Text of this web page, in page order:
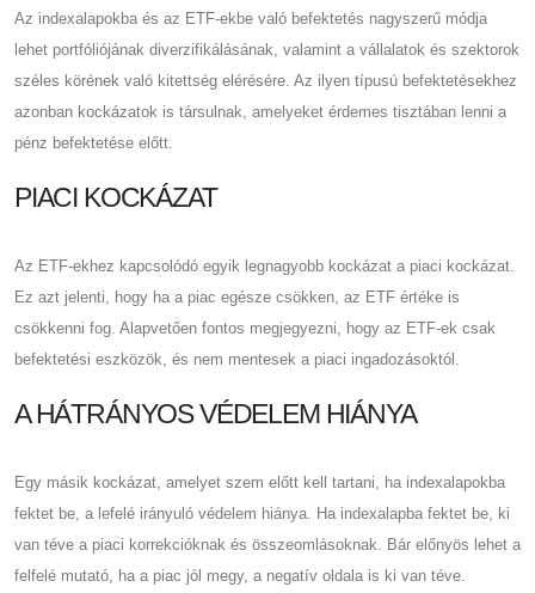
Az indexalapokba és az ETF-ekbe való befektetés nagyszerű módja
lehet portfóliójának diverzifikálásának, valamint a vállalatok és szektorok
széles körének való kitettség elérésére. Az ilyen típusú befektetésekhez
azonban kockázatok is társulnak, amelyeket érdemes tisztában lenni a
pénz befektetése előtt.
PIACI KOCKÁZAT
Az ETF-ekhez kapcsolódó egyik legnagyobb kockázat a piaci kockázat.
Ez azt jelenti, hogy ha a piac egésze csökken, az ETF értéke is
csökkenni fog. Alapvetően fontos megjegyezni, hogy az ETF-ek csak
befektetési eszközök, és nem mentesek a piaci ingadozásoktól.
A HÁTRÁNYOS VÉDELEM HIÁNYA
Egy másik kockázat, amelyet szem előtt kell tartani, ha indexalapokba
fektet be, a lefelé irányuló védelem hiánya. Ha indexalapba fektet be, ki
van téve a piaci korrekcióknak és összeomlásoknak. Bár előnyös lehet a
felfelé mutató, ha a piac jól megy, a negatív oldala is ki van téve.